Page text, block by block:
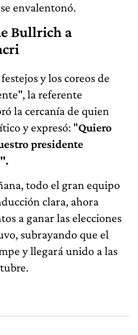
envalentonó.
Bullrich a
y los coreos de
la referente
la cercanía de quien
y expresó: "Quiero
presidente
todo el gran equipo
clara, ahora
a ganar las elecciones
subrayando que el
y llegará unido a las